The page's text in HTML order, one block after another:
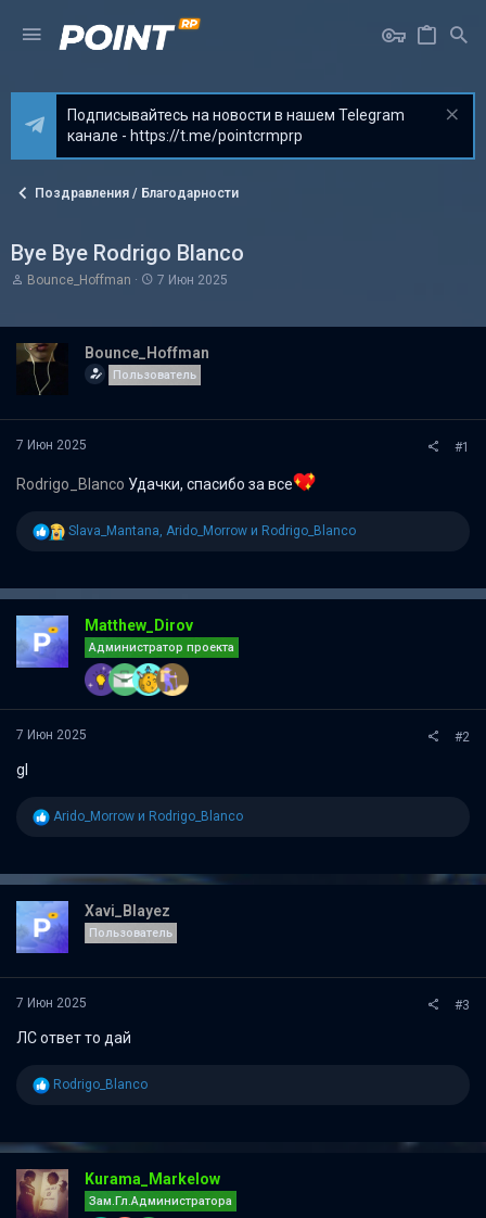
Подписывайтесь на новости в нашем Telegram
канале - https://t.me/pointcrmprp
Поздравления / Благодарности
Bye Bye Rodrigo Blanco
А
о
р
т
ы
Bounce_Hoffman
Д
а
н
а
ч
л
7 Июн 2025
Bounce_Hoffman
Пользователь
7 Июн 2025 #1
Rodrigo_Blanco Удачки, спасибо за все
Р
ц
и
:
Slava_Mantana Arido_Morrow и Rodrigo_Blanco
Matthew_Dirov
Администратор проекта
7 Июн 2025 #2
gl
Р
ц
и
и
Arido_Morrow и Rodrigo_Blanco
Xavi_Blayez
Пользователь
7 Июн 2025 #3
ЛС ответ то дай
Р
ц
и
и
:
Rodrigo_Blanco
Kurama_Markelow
Зам.Гл.Администратора